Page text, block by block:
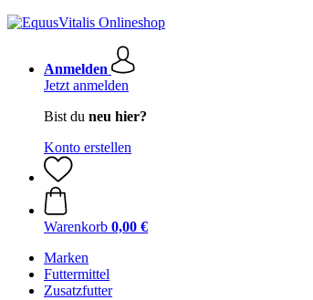
Anmelden
Jetzt anmelden
Bist du neu hier?
Konto erstellen
Warenkorb 0,00 €
Marken
Futtermittel
Zusatzfutter